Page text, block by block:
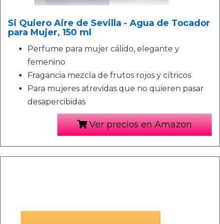
Si Quiero Aire de Sevilla - Agua de Tocador
para Mujer, 150 ml
Perfume para mujer cálido, elegante y
femenino
Fragancia mezcla de frutos rojos y cítricos
Para mujeres atrevidas que no quieren pasar
desapercibidas
Ver precios en Amazon